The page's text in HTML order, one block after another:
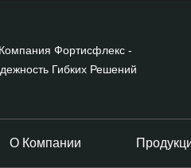
О Компании